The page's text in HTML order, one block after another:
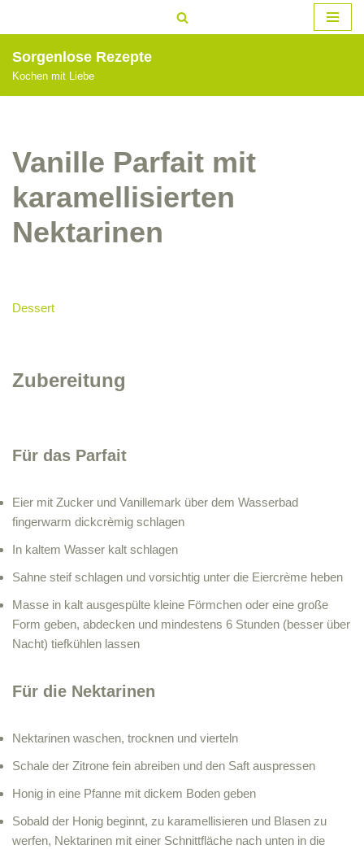
Inhalt
springen
Sorgenlose Rezepte
Kochen mit Liebe
Vanille Parfait mit
karamellisierten
Nektarinen
Dessert
Zubereitung
Für das Parfait
Eier mit Zucker und Vanillemark über dem Wasserbad
fingerwarm dickcrèmig schlagen
In kaltem Wasser kalt schlagen
Sahne steif schlagen und vorsichtig unter die Eiercrème heben
Masse in kalt ausgespülte kleine Förmchen oder eine große
Form geben, abdecken und mindestens 6 Stunden (besser über
Nacht) tiefkühlen lassen
Für die Nektarinen
Nektarinen waschen, trocknen und vierteln
Schale der Zitrone fein abreiben und den Saft auspressen
Honig in eine Pfanne mit dickem Boden geben
Sobald der Honig beginnt, zu karamellisieren und Blasen zu
werfen, Nektarinen mit einer Schnittfläche nach unten in die